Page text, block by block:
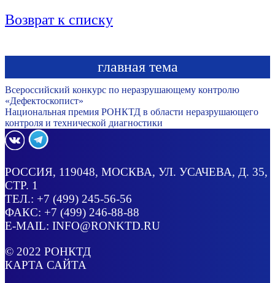
Возврат к списку
главная тема
Всероссийский конкурс по неразрушающему контролю
«Дефектоскопист»
Национальная премия РОНКТД в области неразрушающего
контроля и технической диагностики
РОССИЯ, 119048, МОСКВА, УЛ. УСАЧЕВА, Д. 35,
СТР. 1
ТЕЛ.: +7 (499) 245-56-56
ФАКС: +7 (499) 246-88-88
E-MAIL: INFO@RONKTD.RU
© 2022 РОНКТД
КАРТА САЙТА